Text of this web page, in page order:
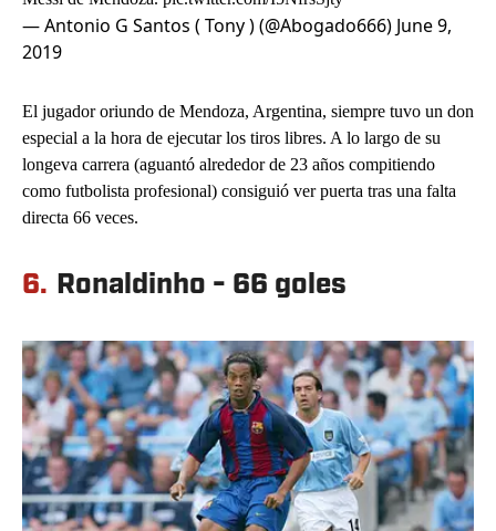
— Antonio G Santos ( Tony ) (@Abogado666) June 9,
2019
El jugador oriundo de Mendoza, Argentina, siempre tuvo un don
especial a la hora de ejecutar los tiros libres. A lo largo de su
longeva carrera (aguantó alrededor de 23 años compitiendo
como futbolista profesional) consiguió ver puerta tras una falta
directa 66 veces.
6. Ronaldinho - 66 goles